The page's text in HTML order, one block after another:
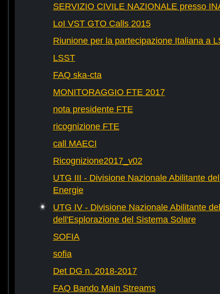
SERVIZIO CIVILE NAZIONALE presso
LoI VST GTO Calls 2015
Riunione per la partecipazione Italiana a
LSST
FAQ ska-cta
MONITORAGGIO FTE 2017
nota presidente FTE
ricognizione FTE
call MAECI
Ricognizione2017_v02
UTG III - Divisione Nazionale Abilitante
Energie
UTG IV - Divisione Nazionale Abilitante
dell'Esplorazione del Sistema Solare
SOFIA
sofia
Det DG n. 2018-2017
FAQ Bando Main Streams